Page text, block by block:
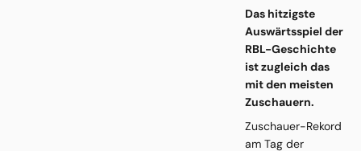
Das hitzigste
Auswärtsspiel der
RBL-Geschichte
ist zugleich das
mit den meisten
Zuschauern.
Zuschauer-Rekord
am Tag der